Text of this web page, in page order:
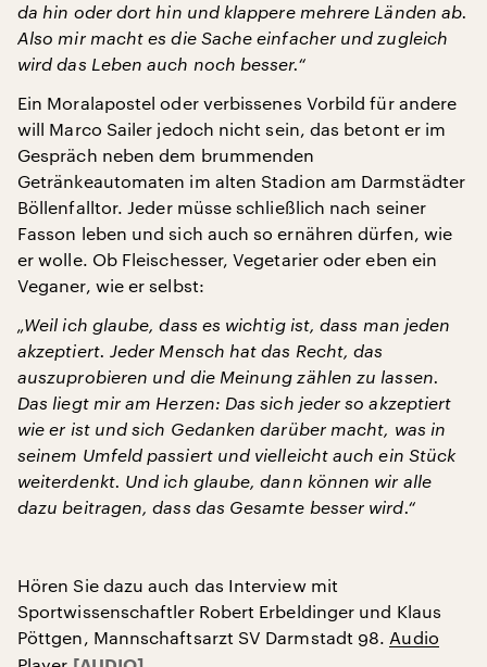
da hin oder dort hin und klappere mehrere Länden ab.
Also mir macht es die Sache einfacher und zugleich
wird das Leben auch noch besser.“
Ein Moralapostel oder verbissenes Vorbild für andere
will Marco Sailer jedoch nicht sein, das betont er im
Gespräch neben dem brummenden
Getränkeautomaten im alten Stadion am Darmstädter
Böllenfalltor. Jeder müsse schließlich nach seiner
Fasson leben und sich auch so ernähren dürfen, wie
er wolle. Ob Fleischesser, Vegetarier oder eben ein
Veganer, wie er selbst:
„Weil ich glaube, dass es wichtig ist, dass man jeden
akzeptiert. Jeder Mensch hat das Recht, das
auszuprobieren und die Meinung zählen zu lassen.
Das liegt mir am Herzen: Das sich jeder so akzeptiert
wie er ist und sich Gedanken darüber macht, was in
seinem Umfeld passiert und vielleicht auch ein Stück
weiterdenkt. Und ich glaube, dann können wir alle
dazu beitragen, dass das Gesamte besser wird.“
Hören Sie dazu auch das Interview mit
Sportwissenschaftler Robert Erbeldinger und Klaus
Pöttgen, Mannschaftsarzt SV Darmstadt 98. Audio